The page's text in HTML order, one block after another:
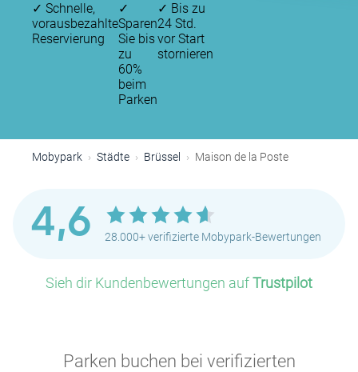
✓ Schnelle,
vorausbezahlte
Reservierung
✓
Sparen
Sie bis
zu
60%
beim
Parken
✓ Bis zu
24 Std.
vor Start
stornieren
Mobypark Städte Brüssel Maison de la Poste
4,6 28.000+ verifizierte Mobypark-Bewertungen
Sieh dir Kundenbewertungen aufTrustpilot
Parken buchen bei verifizierten